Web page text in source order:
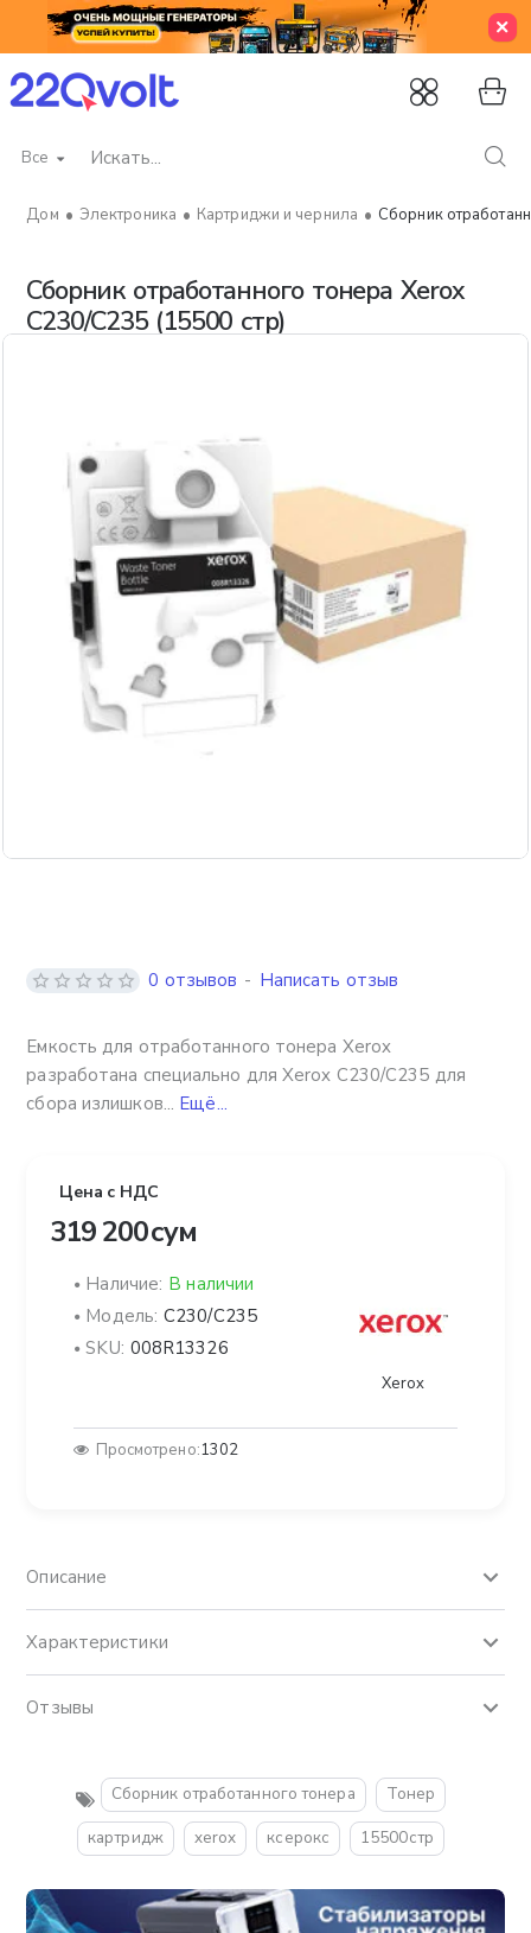
Все
Искать...
Сборник отработанного тонера Xerox
C230/C235 (15500 стр)
Электроника Картриджи и чернила Сборник
Емкость для отработанного тонера Xerox
разработана специально для Xerox C230/C235 для
сбора излишков... Ещё...
0 отзывов - Написать отзыв
Цена с НДС
319 200 сум
Наличие: В наличии
Модель: C230/C235
SKU: 008R13326
Xerox
Просмотрено:1302
Описание
Характеристики
Отзывы
Сборник отработанного тонера
Тонер
картридж
xerox ксерокс 15500стр